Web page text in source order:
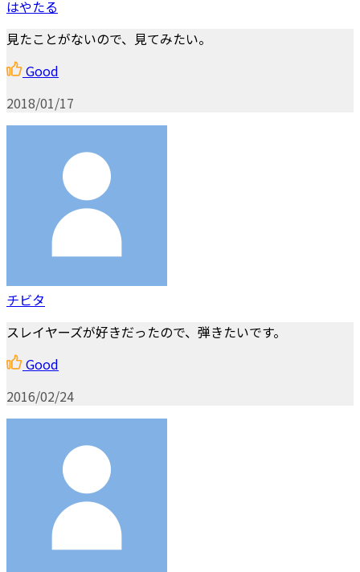
はやたる
見たことがないので、見てみたい。
Good
2018/01/17
チビタ
スレイヤーズが好きだったので、弾きたいです。
Good
2016/02/24